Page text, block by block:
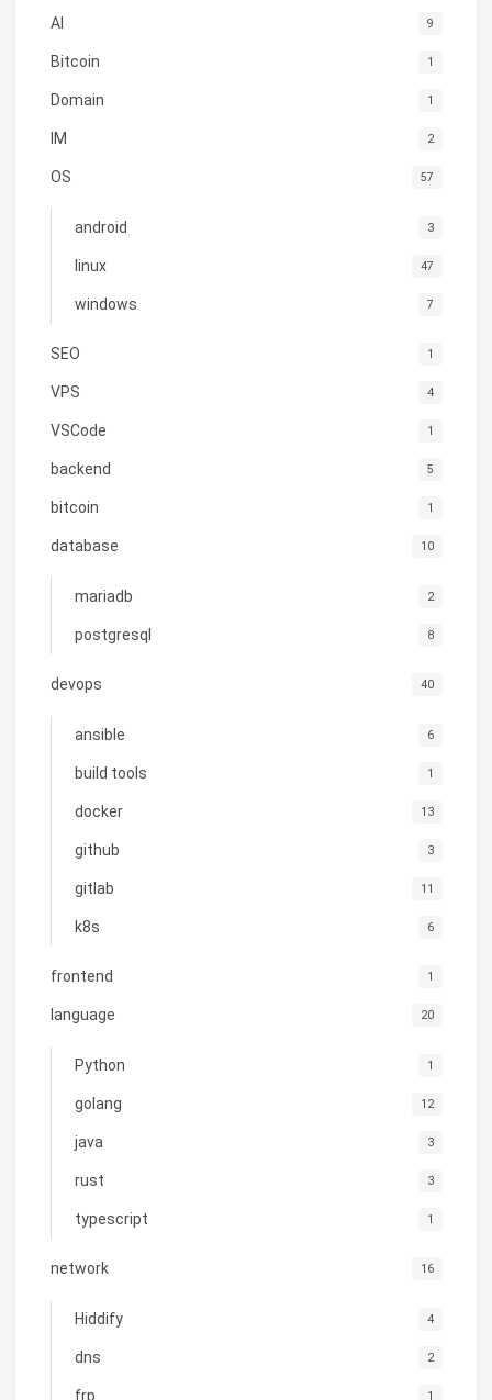
AI 9
Bitcoin 1
Domain 1
IM 2
OS 57
android 3
linux 47
windows 7
SEO 1
VPS 4
VSCode 1
backend 5
bitcoin 1
database 10
mariadb 2
postgresql 8
devops 40
ansible 6
build tools 1
docker 13
github 3
gitlab 11
k8s 6
frontend 1
language 20
Python 1
golang 12
java 3
rust 3
typescript 1
network 16
Hiddify 4
dns 2
frp 1